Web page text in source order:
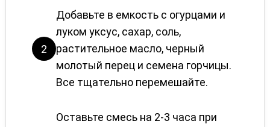
2
Добавьте в емкость с огурцами и
луком уксус, сахар, соль,
растительное масло, черный
молотый перец и семена горчицы.
Все тщательно перемешайте.
Оставьте смесь на 2-3 часа при